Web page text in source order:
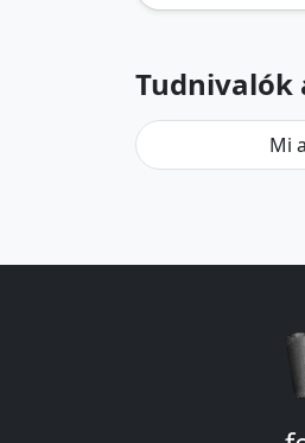
Tudnivalók
Mi